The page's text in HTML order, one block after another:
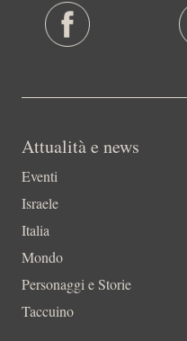
Attualità e news
Eventi
Israele
Italia
Mondo
Personaggi e Storie
Taccuino